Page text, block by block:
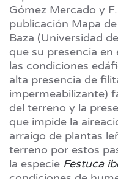
Gómez Mercado y
publicación Mapa
Baza (Universidad
que su presencia
las condiciones
alta presencia de
impermeabilizante)
del terreno y la
que impide la
arraigo de plantas
terreno por estos
la especie Festuca